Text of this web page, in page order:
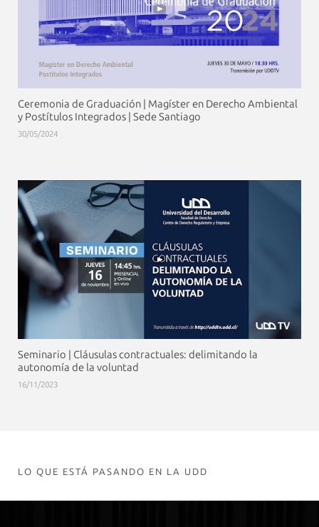
Ceremonia de Graduación | Magíster en Derecho Ambiental
y Postítulos Integrados | Sede Santiago
30/05/2024
Seminario | Cláusulas contractuales: delimitando la
autonomía de la voluntad
16/11/2023
LO QUE ESTÁ PASANDO EN LA UDD